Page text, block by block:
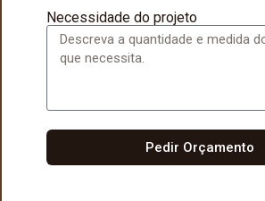
Necessidade do projeto
Pedir Orçamento